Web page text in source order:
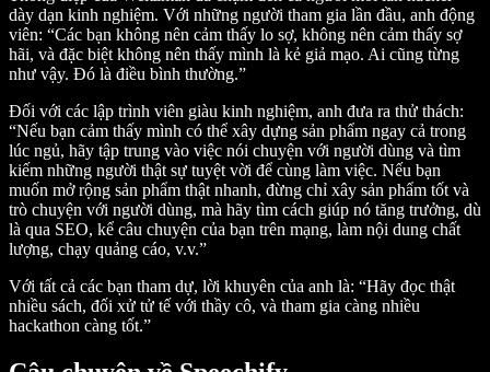
dày dạn kinh nghiệm. Với những người tham gia lần đầu, anh động
viên: “Các bạn không nên cảm thấy lo sợ, không nên cảm thấy sợ
hãi, và đặc biệt không nên thấy mình là kẻ giả mạo. Ai cũng từng
như vậy. Đó là điều bình thường.”
Đối với các lập trình viên giàu kinh nghiệm, anh đưa ra thử thách:
“Nếu bạn cảm thấy mình có thể xây dựng sản phẩm ngay cả trong
lúc ngủ, hãy tập trung vào việc nói chuyện với người dùng và tìm
kiếm những người thật sự tuyệt vời để cùng làm việc. Nếu bạn
muốn mở rộng sản phẩm thật nhanh, đừng chỉ xây sản phẩm tốt và
trò chuyện với người dùng, mà hãy tìm cách giúp nó tăng trưởng, dù
là qua SEO, kể câu chuyện của bạn trên mạng, làm nội dung chất
lượng, chạy quảng cáo, v.v.”
Với tất cả các bạn tham dự, lời khuyên của anh là: “Hãy đọc thật
nhiều sách, đối xử tử tế với thầy cô, và tham gia càng nhiều
hackathon càng tốt.”